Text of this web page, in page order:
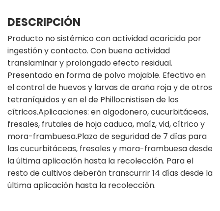
DESCRIPCIÓN
Producto no sistémico con actividad acaricida por
ingestión y contacto. Con buena actividad
translaminar y prolongado efecto residual.
Presentado en forma de polvo mojable. Efectivo en
el control de huevos y larvas de araña roja y de otros
tetraníquidos y en el de Phillocnistisen de los
cítricos.Aplicaciones: en algodonero, cucurbitáceas,
fresales, frutales de hoja caduca, maíz, vid, cítrico y
mora-frambuesa.Plazo de seguridad de 7 días para
las cucurbitáceas, fresales y mora-frambuesa desde
la última aplicación hasta la recolección. Para el
resto de cultivos deberán transcurrir 14 días desde la
última aplicación hasta la recolección.